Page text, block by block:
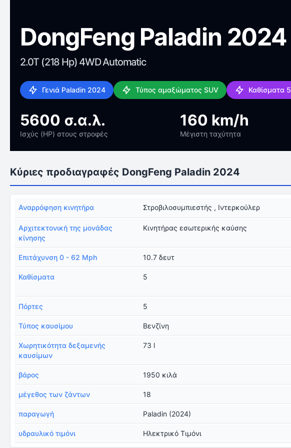
DongFeng Paladin 2024
2.0T (218 Hp) 4WD Automatic
Γενιά Paladin 2024 Τύπος αμαξώματος SUV Καθίσματα 5
5600 σ.α.λ.
Ισχύς (HP) στους στροφές
160 km/h
Μέγιστη ταχύτητα
Κύριες προδιαγραφές DongFeng Paladin 2024
Αναρρόφηση κινητήρα Στροβιλοσυμπιεστής , Ιντερκούλερ
Αρχιτεκτονική της μονάδας
κίνησης
Κινητήρας εσωτερικής καύσης
Επιτάχυνση 0 - 62 Mph 10.7 δευτ
Καθίσματα 5
Πόρτες 5
Τύπος καυσίμου Βενζίνη
Χωρητικότητα δεξαμενής
καυσίμων
73 l
βάρος 1950 κιλά
μέγεθος των ζάντων 18
παραγωγή Paladin (2024)
υδραυλικό τιμόνι Ηλεκτρικό Τιμόνι